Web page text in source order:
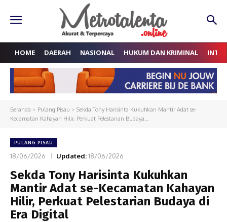
HOME DAERAH NASIONAL HUKUM DAN KRIMINAL
Beranda Pulang Pisau
Sekda Tony Harisinta Kukuhkan Mantir Adat se-
Kecamatan Kahayan Hilir, Perkuat Pelestarian Budaya...
PULANG PISAU
18/06/2026 Updated:18/06/2026
Sekda Tony Harisinta Kukuhkan
Mantir Adat se-Kecamatan Kahayan
Hilir, Perkuat Pelestarian Budaya di
Era Digital